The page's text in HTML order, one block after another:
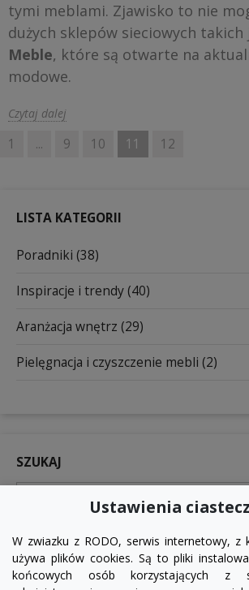
tymi meblami. Zjawisko to nie
dużych sklepów sieciowych takich
Meble, które są otwarte na
modowe.
Czytaj dalej
1 ... 9 10 11 12
LISTA KATEGORII
Poradniki (38)
Inspiracje i trendy (40)
Aranżacja wnętrz (29)
Pielęgnacja i czyszczenie mebli (2)
SZUKAJ
Ustawienia
W zwiazku z RODO, serwis internetowy, z
używa plików cookies. Są to pliki
końcowych osób korzystających z